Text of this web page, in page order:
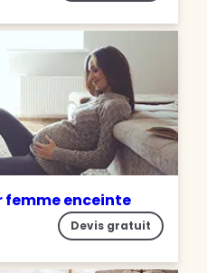
femme enceinte
Devis gratuit